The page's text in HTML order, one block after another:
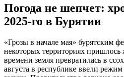
Погода не шепчет:
2025-го в Бурятии
«Грозы в начале мая» бурятским
некоторых территориях пришлось
времени земля превратилась в
августа в республике ввели